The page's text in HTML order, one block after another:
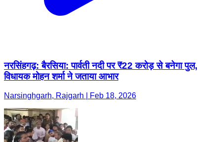
नरसिंहगढ़: बैरसिया: पार्वती नदी पर ₹22 करोड़ से बनेगा पुल,
विधायक मोहन शर्मा ने जताया आभार
Narsinghgarh, Rajgarh | Feb 18, 2026